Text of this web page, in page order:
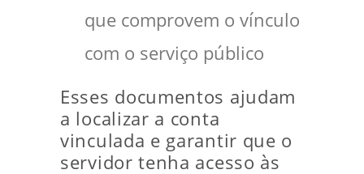
que comprovem o vínculo
com o serviço público
Esses documentos ajudam
a localizar a conta
vinculada e garantir que o
servidor tenha acesso às